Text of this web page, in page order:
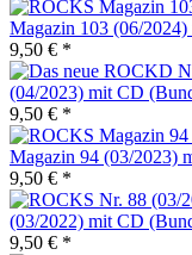
Magazin 103 (06/
9,50 € *
(04/2023) mit CD
9,50 € *
Magazin 94 (03/2023)
9,50 € *
(03/2022) mit CD
9,50 € *